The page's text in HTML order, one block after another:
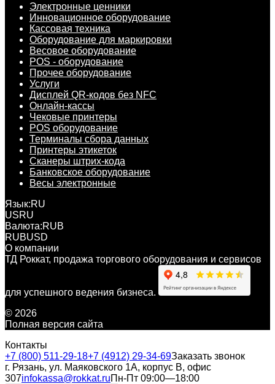
Электронные ценники
Инновационное оборудование
Кассовая техника
Оборудование для маркировки
Весовое оборудование
POS - оборудование
Прочее оборудование
Услуги
Дисплей QR-кодов без NFC
Онлайн-кассы
Чековые принтеры
POS оборудование
Терминалы сбора данных
Принтеры этикеток
Сканеры штрих-кода
Банковское оборудование
Весы электронные
Язык:RU
USRU
Валюта:RUB
RUBUSD
О компании
ТД Роккат, продажа торгового оборудования и сервисов
для успешного ведения бизнеса.
© 2026
Полная версия сайта
Контакты
+7 (800) 511-29-18+7 (4912) 29-34-69Заказать звонок
г. Рязань, ул. Маяковского 1А, корпус B, офис
307infokassa@rokkat.ruПн-Пт 09:00—18:00